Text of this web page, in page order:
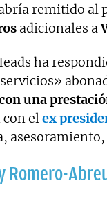
remitido al
adicionales a
ha
una
con elex
Romero-